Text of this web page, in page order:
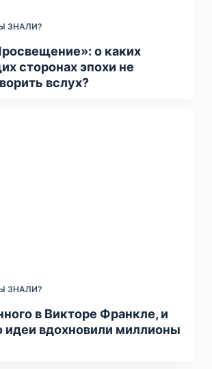
ЗНАЛИ?
о каких
сторонах эпохи не
вслух?
ЗНАЛИ?
в Викторе Франкле, и
идеи вдохновили миллионы